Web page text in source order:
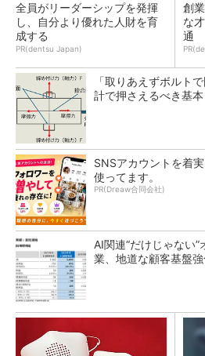
全員がリーダーシップを発揮
し、自分より優れた人財を育
成する
PR(dentsu Japan)
創
な
通
「取りあえずボルト
計で押さえるべき基本
SNSアカウントを着
使ってます。
PR(Dreaw合同会社)
AI関連“だけじゃない
業、地道な顧客基盤